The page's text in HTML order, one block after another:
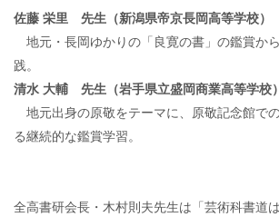
佐藤 栄里 先生（新潟県帝京長岡高等学校）
地元・長岡ゆかりの「良寛の書」の鑑賞か
践。
清水 大輔 先生（岩手県立盛岡商業高等学校）
地元出身の原敬をテーマに、原敬記念館で
る継続的な鑑賞学習。
全高書研会長・木村則夫先生は「芸術科書道